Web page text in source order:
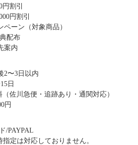
割引
円割引
ペーン（対象商品）
配布
案内
2〜3日以内
日
（佐川急便・追跡あり・通関対応）
円
/PAYPAL
定は対応しておりません。